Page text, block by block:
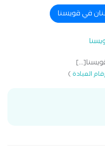
بدايه النمو
في قويسنا
العيادة)